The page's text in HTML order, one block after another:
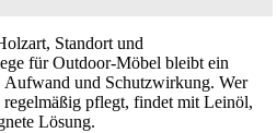
Standort und
für Outdoor-Möbel bleibt ein
und Schutzwirkung. Wer
pflegt, findet mit Leinöl,
Lösung.